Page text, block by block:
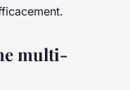
multi-